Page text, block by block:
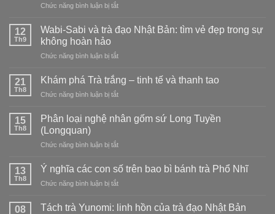
–
lạnh,
pha
trà
Phổ
tại
Chức năng bình luận bị tắtở
thiệu
về
men
Tử
của
sứ
12
Th9
Wabi-Sabi và trà đạo Nhật Bản: tìm vẻ đẹp trong sự
không hoàn hảo
Chức năng bình luận bị tắtở
và
trà
Nhật
vẻ
trong
hảo
21
Th8
Khám phá Trà trắng – tinh tế và thanh tao
Chức năng bình luận bị tắtở
phá
–
tế
thanh
15
Th8
Phân loại nghệ nhân gốm sứ Long Tuyền
(Longquan)
Chức năng bình luận bị tắtở
loại
nhân
sứ
13
Th8
Ý nghĩa các con số trên bao bì bánh trà Phổ Nhĩ
Chức năng bình luận bị tắtở
nghĩa
08 Tách trà Yunomi: linh hồn của trà đạo Nhật Bản